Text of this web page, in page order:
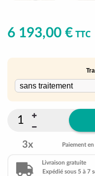
6 193,00 € TTC
3x Paiement
Livraison gratuite
Expédié sous 5 à 7